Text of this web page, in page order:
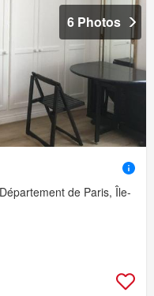
6 Photos
de Paris, Île-